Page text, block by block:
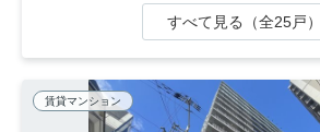
すべて見る（全25戸）
賃貸マンション